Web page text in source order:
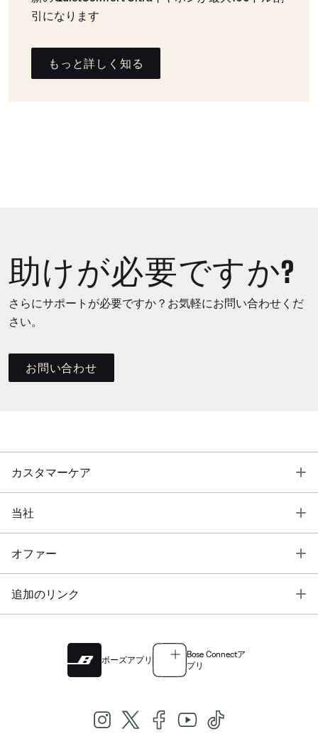
引になります
もっと詳しく知る
助けが必要ですか?
さらにサポートが必要ですか？お気軽にお問い合わせくだ
さい。
お問い合わせ
カスタマーケア
当社
オファー
追加のリンク
ボーズアプリ
Bose Connectア
プリ